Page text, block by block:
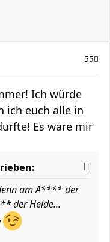
55
Ich würde
ich euch alle in
Es wäre mir
am A**** der
der Heide...